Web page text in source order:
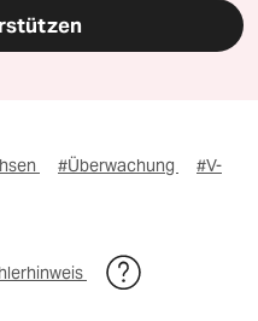
#Überwachung
#V-